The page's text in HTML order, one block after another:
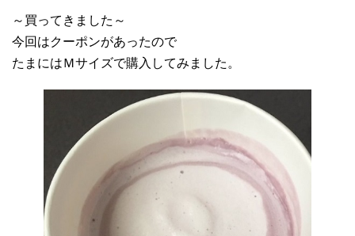
～買ってきました～
今回はクーポンがあったので
たまにはＭサイズで購入してみました。